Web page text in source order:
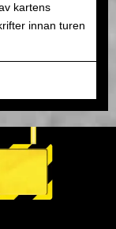
kartens
innan turen